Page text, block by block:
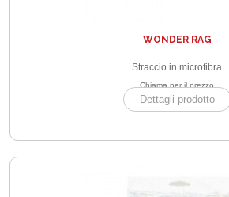
WONDER RAG
Straccio in microfibra
Chiama per il prezzo
Dettagli prodotto